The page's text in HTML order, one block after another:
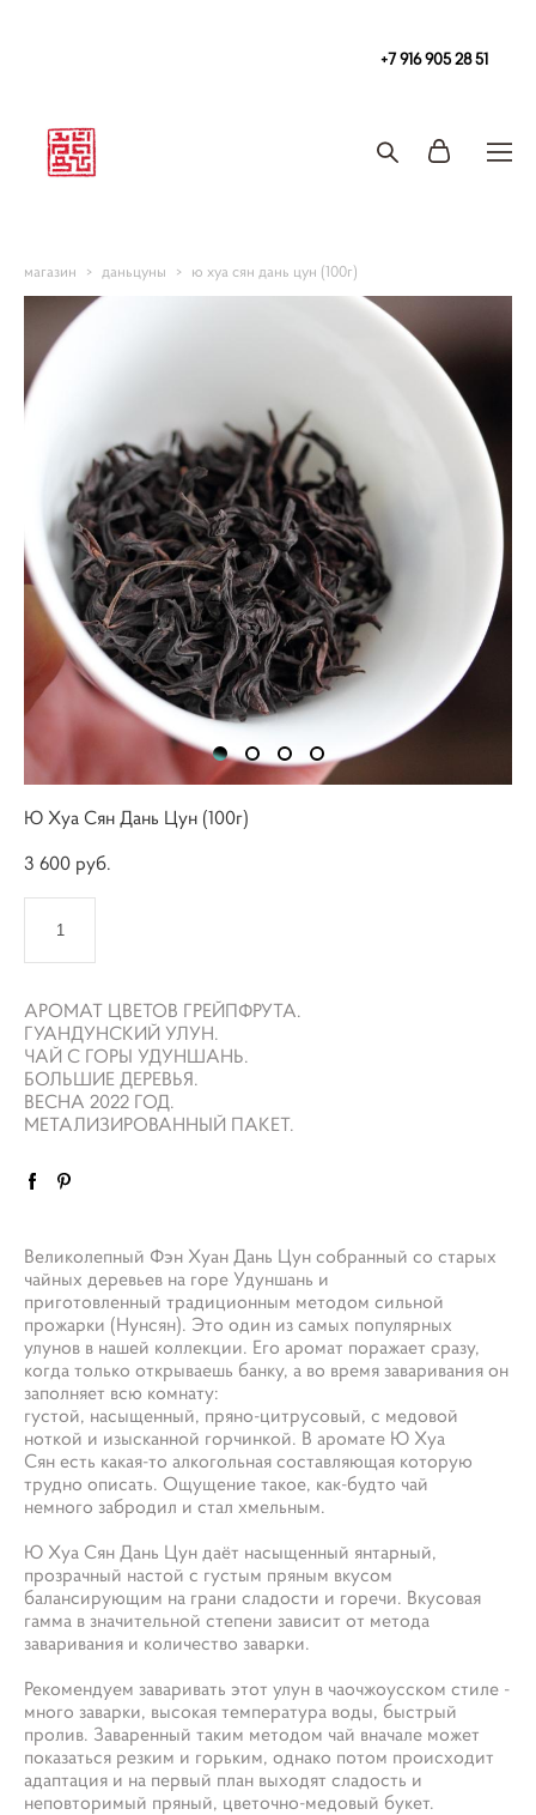
+7 916 905 28 51
магазин > даньцуны > ю хуа сян дань цун (100г)
Ю Хуа Сян Дань Цун (100г)
3 600 pуб.
АРОМАТ ЦВЕТОВ ГРЕЙПФРУТА.
ГУАНДУНСКИЙ УЛУН.
ЧАЙ С ГОРЫ УДУНШАНЬ.
БОЛЬШИЕ ДЕРЕВЬЯ.
ВЕСНА 2022 ГОД.
МЕТАЛИЗИРОВАННЫЙ ПАКЕТ.
Великолепный Фэн Хуан Дань Цун собранный со старых
чайных деревьев на горе Удуншань и
приготовленный традиционным методом сильной
прожарки (Нунсян). Это один из самых популярных
улунов в нашей коллекции. Его аромат поражает сразу,
когда только открываешь банку, а во время заваривания он
заполняет всю комнату:
густой, насыщенный, пряно-цитрусовый, с медовой
ноткой и изысканной горчинкой. В аромате Ю Хуа
Сян есть какая-то алкогольная составляющая которую
трудно описать. Ощущение такое, как-будто чай
немного забродил и стал хмельным.
Ю Хуа Сян Дань Цун даёт насыщенный янтарный,
прозрачный настой с густым пряным вкусом
балансирующим на грани сладости и горечи. Вкусовая
гамма в значительной степени зависит от метода
заваривания и количество заварки.
Рекомендуем заваривать этот улун в чаочжоусском стиле -
много заварки, высокая температура воды, быстрый
пролив. Заваренный таким методом чай вначале может
показаться резким и горьким, однако потом происходит
адаптация и на первый план выходят сладость и
неповторимый пряный, цветочно-медовый букет.